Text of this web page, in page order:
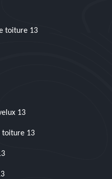
toiture 13
13
toiture 13